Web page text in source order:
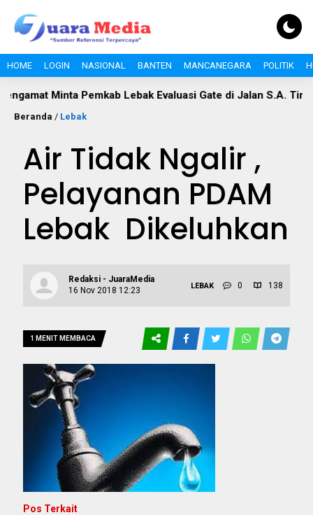
HOME LOGIN NASIONAL BANTEN MANCANEGARA POLITIK
Pemkab Lebak Evaluasi Gate di Jalan S.A. Tirtayasa
Beranda / Lebak
Air Tidak Ngalir ,
Pelayanan PDAM
Lebak Dikeluhkan
Redaksi - JuaraMedia
16 Nov 2018 12:23
LEBAK 0 138
1 MENIT MEMBACA
Pos Terkait